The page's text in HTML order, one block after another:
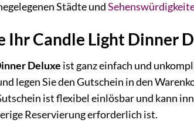
Städte und
Ihr Candle Light Dinner
Deluxe ist ganz einfach und
legen Sie den Gutschein in den
ist flexibel einlösbar und kann
Reservierung erforderlich ist.